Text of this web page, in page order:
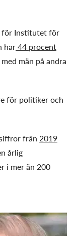
för Institutet för
har44 procent
män på andra
för politiker och
från 2019
årlig
i mer än 200